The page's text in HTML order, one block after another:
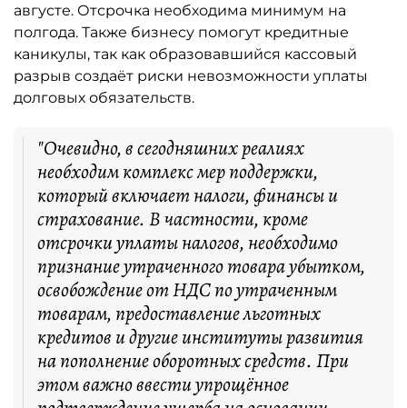
августе. Отсрочка необходима минимум на
полгода. Также бизнесу помогут кредитные
каникулы, так как образовавшийся кассовый
разрыв создаёт риски невозможности уплаты
долговых обязательств.
"Очевидно, в сегодняшних реалиях
необходим комплекс мер поддержки,
который включает налоги, финансы и
страхование. В частности, кроме
отсрочки уплаты налогов, необходимо
признание утраченного товара убытком,
освобождение от НДС по утраченным
товарам, предоставление льготных
кредитов и другие институты развития
на пополнение оборотных средств. При
этом важно ввести упрощённое